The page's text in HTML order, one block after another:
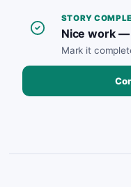
STORY
Nice work —
Mark it